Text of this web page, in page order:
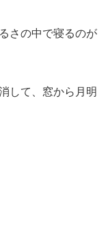
さの中で寝るのが
して、窓から月明